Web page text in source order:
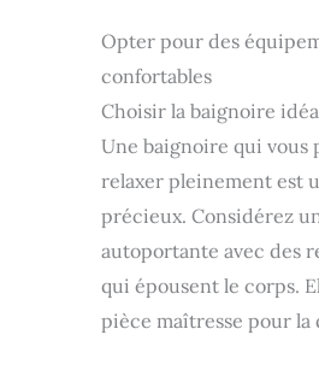
Opter pour des
confortables
Choisir la baignoire
Une baignoire qui vous
relaxer pleinement est
précieux. Considérez
autoportante avec des
qui épousent le corps.
pièce maîtresse pour la